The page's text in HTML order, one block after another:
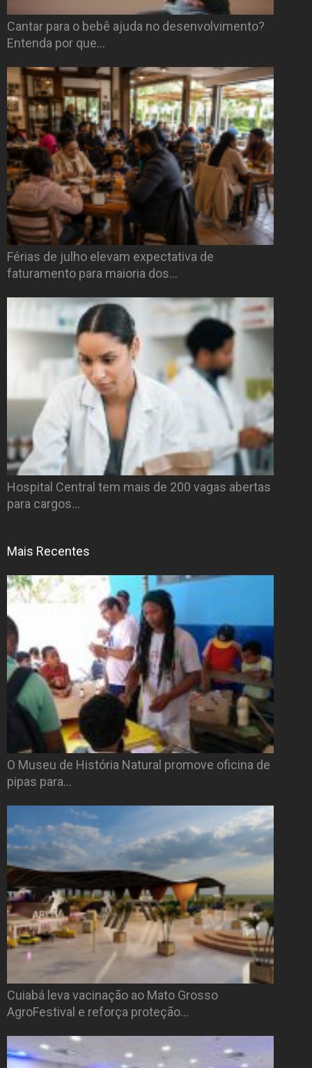
Cantar para o bebê ajuda no desenvolvimento?
Entenda por que…
Férias de julho elevam expectativa de
faturamento para maioria dos…
Hospital Central tem mais de 200 vagas abertas
para cargos…
Mais Recentes
O Museu de História Natural promove oficina de
pipas para…
Cuiabá leva vacinação ao Mato Grosso
AgroFestival e reforça proteção…